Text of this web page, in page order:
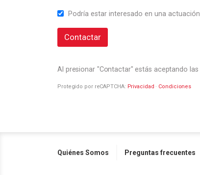
Podría estar interesado en una actuación.
Contactar
Al presionar "Contactar" estás aceptando las
Protegido por reCAPTCHA: Privacidad · Condiciones
Quiénes Somos Preguntas frecuentes